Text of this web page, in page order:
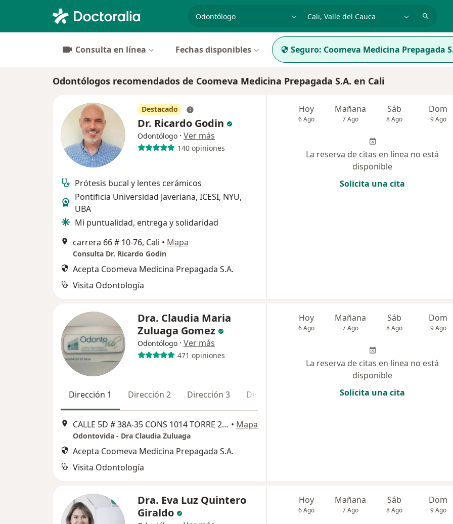
especialidad, enfermedad o nombre
Consulta en línea Fechas disponibles Seguro: Coomeva Medicina Prepagada
Odontólogos recomendados de Coomeva Medicina Prepagada S.A. en Cali
Destacado
Dr. Ricardo Godin
Odontólogo · Ver más
140 opiniones
Prótesis bucal y lentes cerámicos
Pontificia Universidad Javeriana, ICESI, NYU,
UBA
Mi puntualidad, entrega y solidaridad
carrera 66 # 10-76, Cali • Mapa
Consulta Dr. Ricardo Godin
Acepta Coomeva Medicina Prepagada S.A.
Visita Odontología
Hoy
6 Ago
Mañana
7 Ago
Sáb
8 Ago
Dom
9 Ago
La reserva de citas en línea no está
disponible
Solicita una cita
Dra. Claudia Maria
Zuluaga Gomez
Odontólogo · Ver más
471 opiniones
Dirección 1 Dirección 2 Dirección 3 Dirección 4 Dirección 5 En línea
CALLE 5D # 38A‐35 CONS 1014 TORRE 2, Cali • Mapa
Odontovida - Dra Claudia Zuluaga
Acepta Coomeva Medicina Prepagada S.A.
Visita Odontología
Hoy
6 Ago
Mañana
7 Ago
Sáb
8 Ago
Dom
9 Ago
La reserva de citas en línea no está
disponible
Solicita una cita
Dra. Eva Luz Quintero
Giraldo
Hoy
6 Ago
Mañana
7 Ago
Sáb
8 Ago
Dom
9 Ago